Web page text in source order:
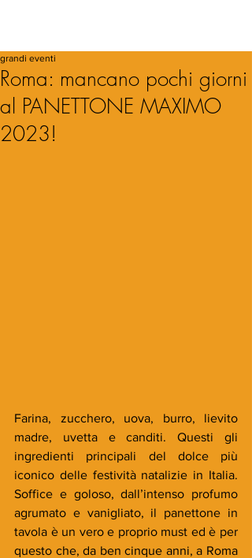
Roma: mancano pochi giorni
al PANETTONE MAXIMO
2023!
grandi eventi
Farina, zucchero, uova, burro, lievito
madre, uvetta e canditi. Questi gli
ingredienti principali del dolce più
iconico delle festività natalizie in Italia.
Soffice e goloso, dall’intenso profumo
agrumato e vanigliato, il panettone in
tavola è un vero e proprio must ed è per
questo che, da ben cinque anni, a Roma